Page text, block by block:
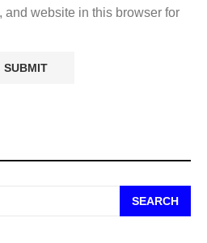
and website in this browser for
SEARCH